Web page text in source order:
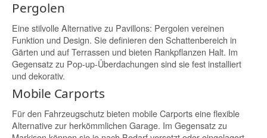
Pergolen
Eine stilvolle Alternative zu Pavillons: Pergolen vereinen
Funktion und Design. Sie definieren den Schattenbereich in
Gärten und auf Terrassen und bieten Rankpflanzen Halt. Im
Gegensatz zu Pop-up-Überdachungen sind sie fest installiert
und dekorativ.
Mobile Carports
Für den Fahrzeugschutz bieten mobile Carports eine flexible
Alternative zur herkömmlichen Garage. Im Gegensatz zu